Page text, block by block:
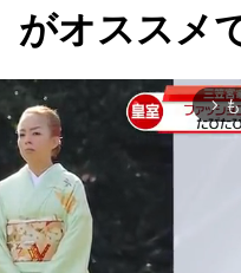
がオススメ
arrow_forward_ios